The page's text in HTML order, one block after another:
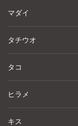
マダイ
タチウオ
タコ
ヒラメ
キス